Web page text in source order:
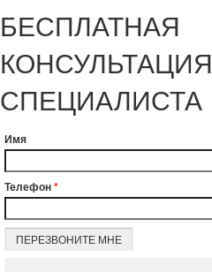
БЕСПЛАТНАЯ
КОНСУЛЬТАЦИЯ
СПЕЦИАЛИСТА
Имя
Телефон*
ПЕРЕЗВОНИТЕ МНЕ